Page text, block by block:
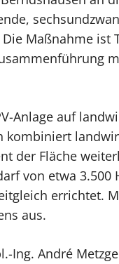
Maßnahme ist
Anlage auf
kombiniert
der Fläche
von etwa
errichtet.
aus.
Ing. André